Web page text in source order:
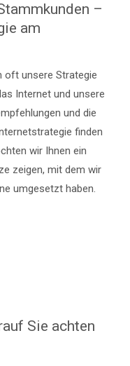
–
am
oft unsere Strategie
Internet und unsere
und die
finden
wir Ihnen ein
zeigen, mit dem wir
umgesetzt haben.
Sie achten